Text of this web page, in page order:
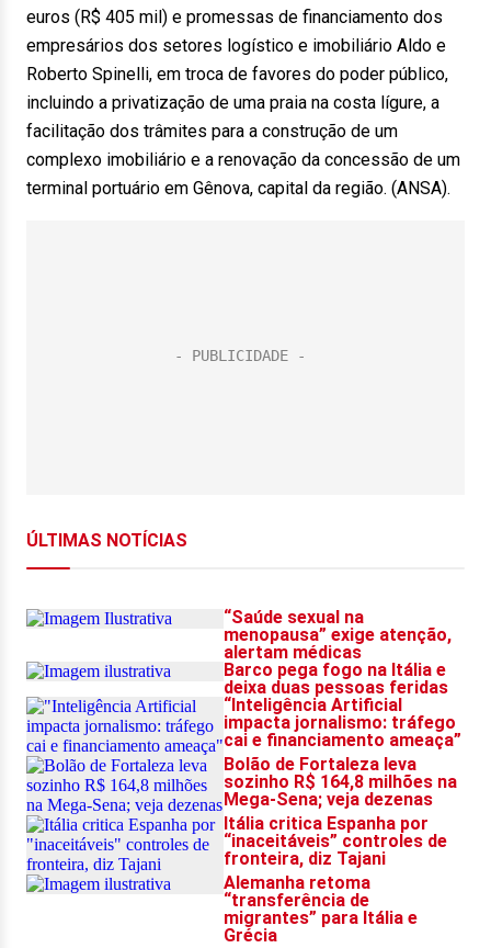
euros (R$ 405 mil) e promessas de financiamento dos
empresários dos setores logístico e imobiliário Aldo e
Roberto Spinelli, em troca de favores do poder público,
incluindo a privatização de uma praia na costa lígure, a
facilitação dos trâmites para a construção de um
complexo imobiliário e a renovação da concessão de um
terminal portuário em Gênova, capital da região. (ANSA).